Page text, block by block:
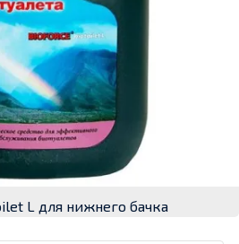
L для нижнего бачка